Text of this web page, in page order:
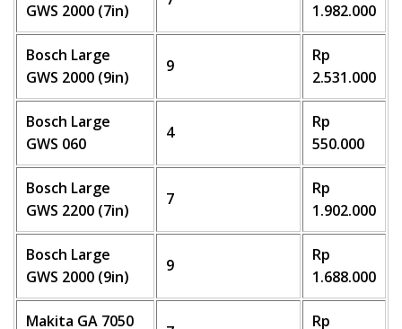
GWS 2000 (7in)
1.982.000
Bosch Large
GWS 2000 (9in)
9
Rp
2.531.000
Bosch Large
GWS 060
4
Rp
550.000
Bosch Large
GWS 2200 (7in)
7
Rp
1.902.000
Bosch Large
GWS 2000 (9in)
9
Rp
1.688.000
Makita GA 7050
Rp